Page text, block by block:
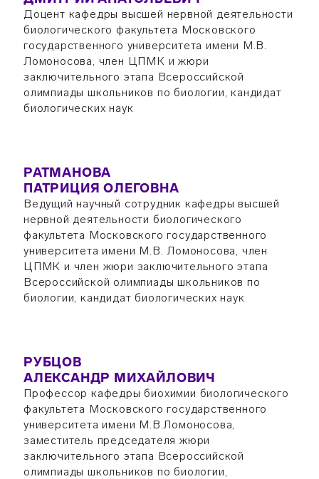
Доцент кафедры высшей нервной деятельности
биологического факультета Московского
государственного университета имени М.В.
Ломоносова, член ЦПМК и жюри
заключительного этапа Всероссийской
олимпиады школьников по биологии, кандидат
биологических наук
РАТМАНОВА
ПАТРИЦИЯ ОЛЕГОВНА
Ведущий научный сотрудник кафедры высшей
нервной деятельности биологического
факультета Московского государственного
университета имени М.В. Ломоносова, член
ЦПМК и член жюри заключительного этапа
Всероссийской олимпиады школьников по
биологии, кандидат биологических наук
РУБЦОВ
АЛЕКСАНДР МИХАЙЛОВИЧ
Профессор кафедры биохимии биологического
факультета Московского государственного
университета имени М.В.Ломоносова,
заместитель председателя жюри
заключительного этапа Всероссийской
олимпиады школьников по биологии,